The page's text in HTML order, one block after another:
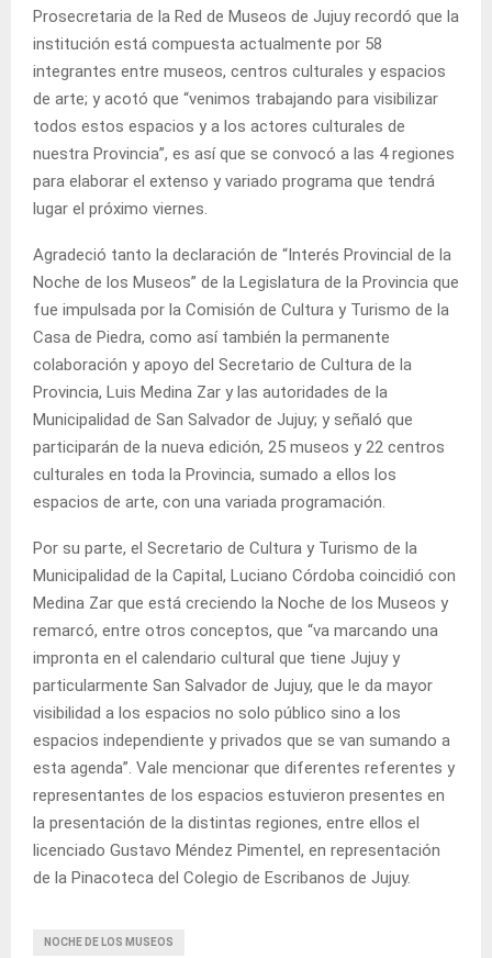
Prosecretaria de la Red de Museos de Jujuy recordó que la
institución está compuesta actualmente por 58
integrantes entre museos, centros culturales y espacios
de arte; y acotó que “venimos trabajando para visibilizar
todos estos espacios y a los actores culturales de
nuestra Provincia”, es así que se convocó a las 4 regiones
para elaborar el extenso y variado programa que tendrá
lugar el próximo viernes.
Agradeció tanto la declaración de “Interés Provincial de la
Noche de los Museos” de la Legislatura de la Provincia que
fue impulsada por la Comisión de Cultura y Turismo de la
Casa de Piedra, como así también la permanente
colaboración y apoyo del Secretario de Cultura de la
Provincia, Luis Medina Zar y las autoridades de la
Municipalidad de San Salvador de Jujuy; y señaló que
participarán de la nueva edición, 25 museos y 22 centros
culturales en toda la Provincia, sumado a ellos los
espacios de arte, con una variada programación.
Por su parte, el Secretario de Cultura y Turismo de la
Municipalidad de la Capital, Luciano Córdoba coincidió con
Medina Zar que está creciendo la Noche de los Museos y
remarcó, entre otros conceptos, que “va marcando una
impronta en el calendario cultural que tiene Jujuy y
particularmente San Salvador de Jujuy, que le da mayor
visibilidad a los espacios no solo público sino a los
espacios independiente y privados que se van sumando a
esta agenda”. Vale mencionar que diferentes referentes y
representantes de los espacios estuvieron presentes en
la presentación de la distintas regiones, entre ellos el
licenciado Gustavo Méndez Pimentel, en representación
de la Pinacoteca del Colegio de Escribanos de Jujuy.
NOCHE DE LOS MUSEOS